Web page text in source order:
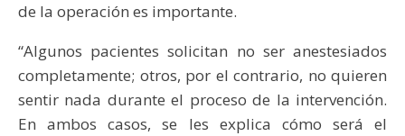
de la operación es importante.
“Algunos pacientes solicitan no ser anestesiados
completamente; otros, por el contrario, no quieren
sentir nada durante el proceso de la intervención.
En ambos casos, se les explica cómo será el